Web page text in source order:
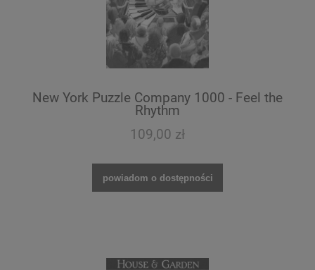
New York Puzzle Company 1000 - Feel the
Rhythm
109,00 zł
powiadom o dostępności